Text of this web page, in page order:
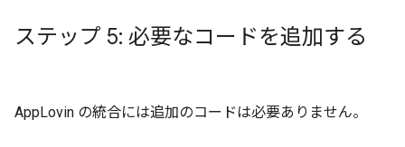
ステップ 5: 必要なコードを追加する
AppLovin の統合には追加のコードは必要ありません。